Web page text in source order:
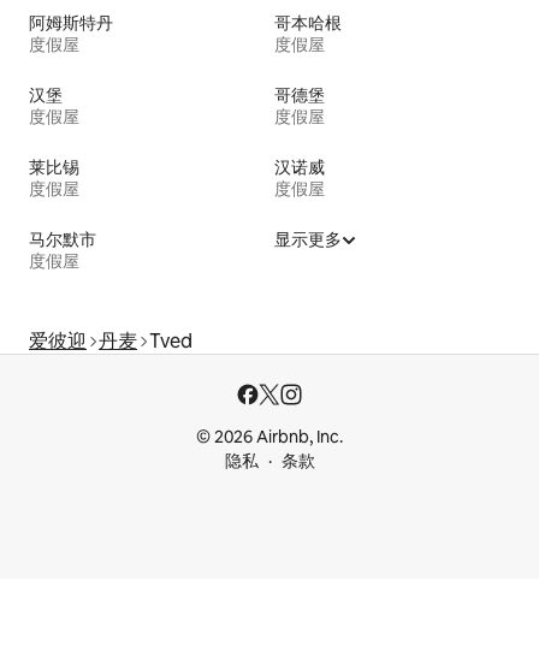
阿姆斯特丹
度假屋
哥本哈根
度假屋
汉堡
度假屋
哥德堡
度假屋
莱比锡
度假屋
汉诺威
度假屋
马尔默市
度假屋
显示更多
爱彼迎 丹麦 Tved
© 2026 Airbnb, Inc.
隐私
条款